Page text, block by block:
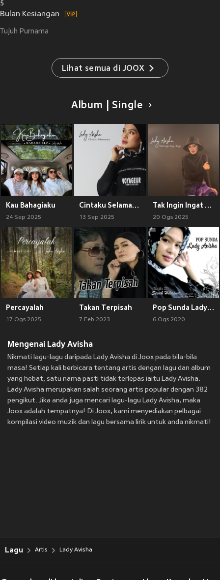
5
Bulan Kesiangan
Tujuh Purnama
Lihat semua di JOOX
Album | Single
Kau Bahagiaku
24 Sep 2025
Cintaku Selamanya
13 Sep 2025
Tak Ingin Ingat Lagi
20 Ogs 2025
Percayalah
17 Ogs 2025
Takan Terpisah
7 Feb 2023
Pop Sunda Lady Avisha
6 Ogs 2020
Mengenai Lady Avisha
Nikmati lagu-lagu daripada Lady Avisha di Joox pada bila-bila
masa! Setiap kali berbicara tentang artis dengan lagu dan album
yang hebat, satu nama pasti tidak terlepas iaitu Lady Avisha.
Lady Avisha merupakan salah seorang artis popular dengan 382
pengikut. Jika anda juga mencari lagu-lagu Lady Avisha, maka
Joox adalah tempatnya! Di Joox, kami menyediakan pelbagai
kompilasi video muzik dan lagu bersama lirik untuk anda nikmati!
Lagu Artis Lady Avisha